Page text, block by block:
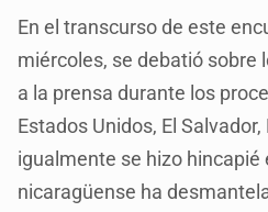
En el transcurso de este
miércoles, se debatió sobre
a la prensa durante los
Estados Unidos, El
igualmente se hizo hincapié
nicaragüense ha